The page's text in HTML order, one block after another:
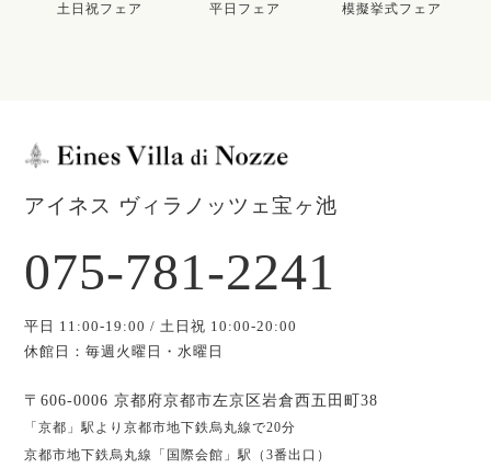
土日祝フェア 平日フェア 模擬挙式フェア
アイネス ヴィラノッツェ宝ヶ池
075-781-2241
平日 11:00-19:00 / 土日祝 10:00-20:00
休館日：毎週火曜日・水曜日
〒606-0006 京都府京都市左京区岩倉西五田町38
「京都」駅より京都市地下鉄烏丸線で20分
京都市地下鉄烏丸線「国際会館」駅（3番出口）